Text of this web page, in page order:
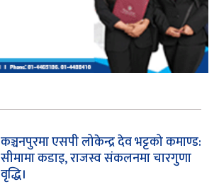
कञ्चनपुरमा एसपी लोकेन्द्र देव भट्टको कमाण्ड:
सीमामा कडाइ, राजस्व संकलनमा चारगुणा
वृद्धि।